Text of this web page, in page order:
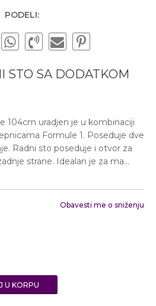
PODELI:
STO SA DODATKOM
104cm uradjen je u kombinaciji
Formule 1. Poseduje dve
Radni sto poseduje i otvor za
strane. Idealan je za ma...
Obavesti me o sniženju
U KORPU